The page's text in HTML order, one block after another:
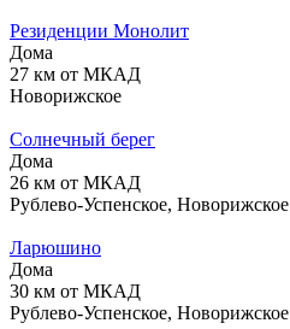
Резиденции Монолит
Дома
27 км от МКАД
Новорижское
Солнечный берег
Дома
26 км от МКАД
Рублево-Успенское, Новорижское
Ларюшино
Дома
30 км от МКАД
Рублево-Успенское, Новорижское